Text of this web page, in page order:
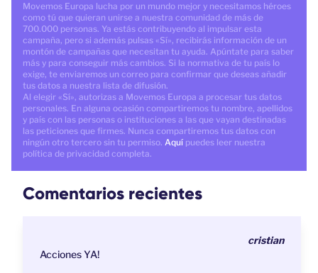
Movemos Europa lucha por un mundo mejor y necesitamos héroes
como tú que quieran unirse a nuestra comunidad de más de
700.000 personas. Ya estás contribuyendo al impulsar esta
campaña, pero si además pulsas «Sí», recibirás información de un
montón de campañas que necesitan tu ayuda. Apúntate para saber
más y para conseguir más cambios. Si la normativa de tu país lo
exige, te enviaremos un correo para confirmar que deseas añadir
tus datos a nuestra lista de difusión.
Al elegir «Sí», autorizas a Movemos Europa a procesar tus datos
personales. En alguna ocasión compartiremos tu nombre, apellidos
y país con las personas o instituciones a las que vayan destinadas
las peticiones que firmes. Nunca compartiremos tus datos con
ningún otro tercero sin tu permiso. Aquí puedes leer nuestra
política de privacidad completa.
Comentarios recientes
cristian
Acciones YA!